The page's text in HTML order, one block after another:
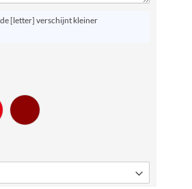
[letter] verschijnt kleiner